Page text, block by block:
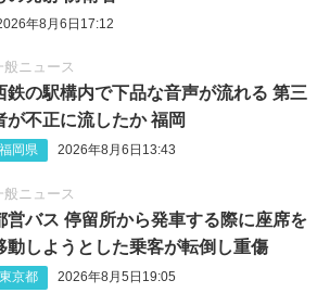
年8月6日17:12
般ニュース
鉄の駅構内で下品な音声が流れる 第三
が不正に流したか 福岡
福岡県 2026年8月6日13:43
般ニュース
営バス 停留所から発車する際に座席を
動しようとした乗客が転倒し重傷
東京都 2026年8月5日19:05